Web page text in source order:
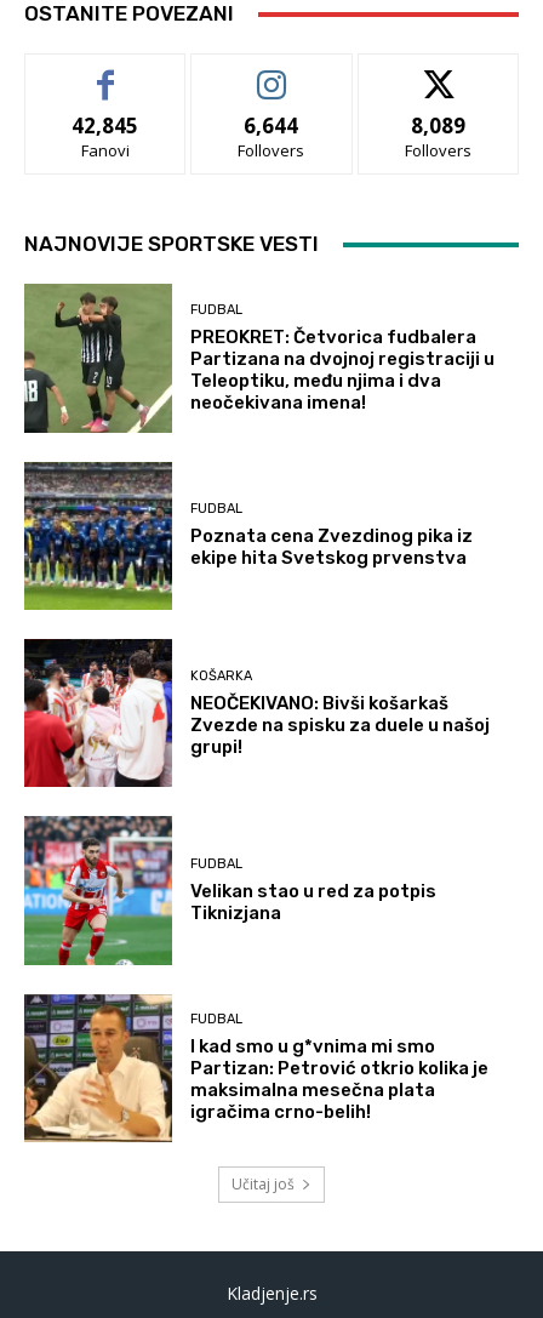
OSTANITE POVEZANI
42,845
Fanovi
6,644
Follovers
8,089
Follovers
NAJNOVIJE SPORTSKE VESTI
FUDBAL
PREOKRET: Četvorica fudbalera
Partizana na dvojnoj registraciji u
Teleoptiku, među njima i dva
neočekivana imena!
FUDBAL
Poznata cena Zvezdinog pika iz
ekipe hita Svetskog prvenstva
KOŠARKA
NEOČEKIVANO: Bivši košarkaš
Zvezde na spisku za duele u našoj
grupi!
FUDBAL
Velikan stao u red za potpis
Tiknizjana
FUDBAL
I kad smo u g*vnima mi smo
Partizan: Petrović otkrio kolika je
maksimalna mesečna plata
igračima crno-belih!
Učitaj još
Kladjenje.rs